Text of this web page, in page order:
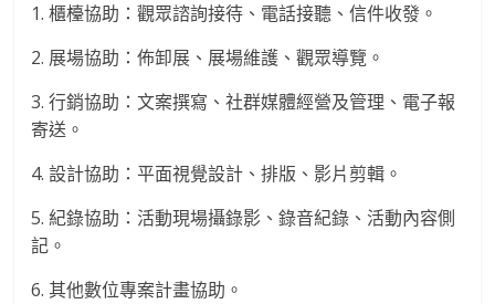
1. 櫃檯協助：觀眾諮詢接待、電話接聽、信件收發。
2. 展場協助：佈卸展、展場維護、觀眾導覽。
3. 行銷協助：文案撰寫、社群媒體經營及管理、電子報
寄送。
4. 設計協助：平面視覺設計、排版、影片剪輯。
5. 紀錄協助：活動現場攝錄影、錄音紀錄、活動內容側
記。
6. 其他數位專案計畫協助。